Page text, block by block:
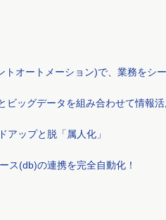
トオートメーション)で、業務をシ
ビッグデータを組み合わせて情報
アップと脱「属人化」
ス(db)の連携を完全自動化！